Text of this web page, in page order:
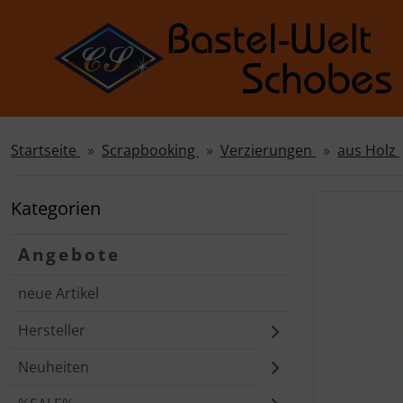
Sprungnavigation
Springe zur Navigation
Springe zum Button für Einstellungen
Springe zu den allgemeinen Informationen
Startseite Scrapbooking Verzierungen aus Holz
Kategorien
Angebote
neue Artikel
Hersteller
Neuheiten